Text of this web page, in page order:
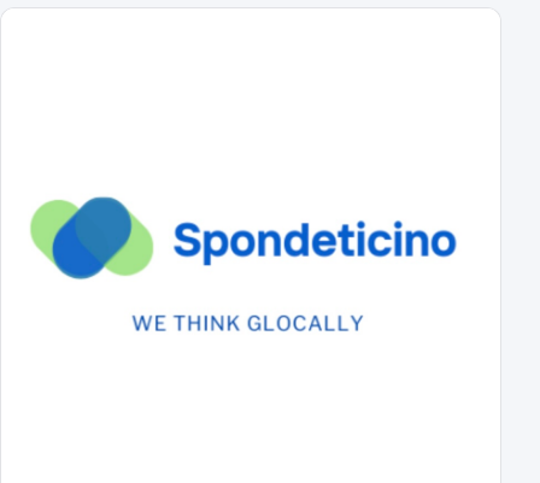
Abbonamenti Novara 2026/2027: tutte le tariffe
interi, ridotti, promo
Primavera Novara: ecco il girone!